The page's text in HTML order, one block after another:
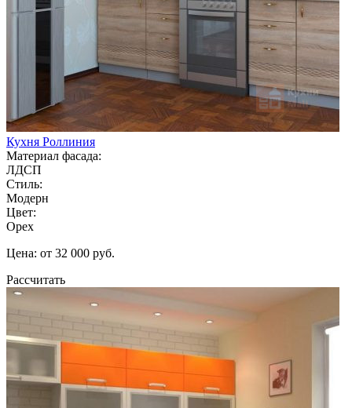
Кухня Роллиния
Материал фасада:
ЛДСП
Стиль:
Модерн
Цвет:
Орех
Цена: от 32 000 руб.
Рассчитать